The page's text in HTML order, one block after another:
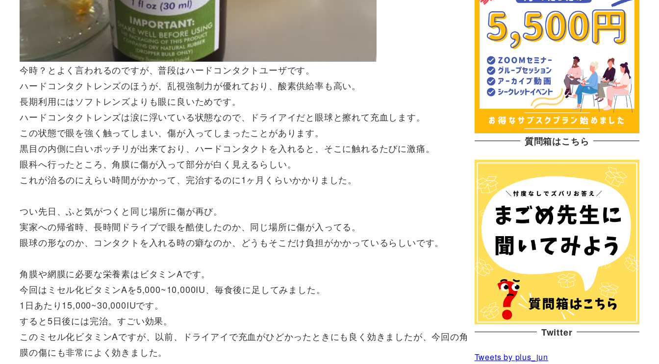
今時？とよく言われるのですが、普段はハードコンタクトユーザです。
ハードコンタクトレンズのほうが、乱視強制力が優れており、酸素供給率も高い。
長期利用にはソフトレンズよりも眼に良いためです。
ハードコンタクトレンズは涙に浮いている状態なので、ドライアイだと眼球と擦れて充血します。
この状態で眼を強く触ってしまい、傷が入ってしまったことがあります。
黒目の内側に白いポッチリが出来ており、ハードコンタクトを入れると、そこに触れるたびに激痛。
眼科へ行ったところ、角膜に傷が入って部分が白く見えるらしい。
これが治るのにえらい時間がかかって、完治するのに1ヶ月くらいかかりました。
つい先日、ふと気がつくと同じ場所に傷が再び。
実家への帰省時、長時間ドライブで眼を酷使したのか、同じ場所に傷が入ってる。
眼球の形なのか、コンタクトを入れる時の癖なのか、どうもそこだけ負担がかかっているらしいです。
角膜や網膜に必要な栄養素はビタミンAです。
今回はミセル化ビタミンAを5,000~10,000IU、毎食後に足してみました。
1日あたり15,000~30,000IUです。
すると5日後には完治。すごい効果。
このミセル化ビタミンAですが、以前、ドライアイで充血がひどかったときにも良く効きましたが、今回の角
膜の傷にも非常によく効きました。
質問箱はこちら
Twitter
Tweets by plus_jun